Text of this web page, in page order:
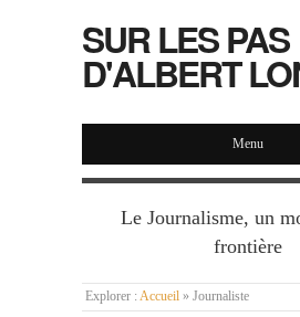
SUR LES PAS
D'ALBERT
Menu
Le Journalisme, un
frontière
Explorer : Accueil » Journaliste